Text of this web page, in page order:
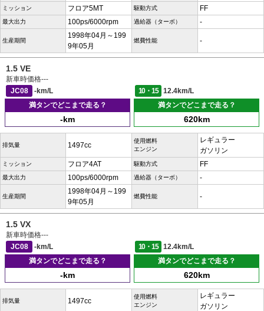
ミッション フロア5MT 駆動方式 FF
最大出力 100ps/6000rpm 過給器（ターボ） -
生産期間
1998年04月～199
9年05月
燃費性能 -
1.5 VE
新車時価格---
JC08
-km/L 10・15
12.4km/L
満タンでどこまで走る？
-km
満タンでどこまで走る？
620km
排気量 1497cc
使用燃料
エンジン
レギュラー
ガソリン
ミッション フロア4AT 駆動方式 FF
最大出力 100ps/6000rpm 過給器（ターボ） -
生産期間
1998年04月～199
9年05月
燃費性能 -
1.5 VX
新車時価格---
JC08
-km/L 10・15
12.4km/L
満タンでどこまで走る？
-km
満タンでどこまで走る？
620km
排気量 1497cc
使用燃料
エンジン
レギュラー
ガソリン